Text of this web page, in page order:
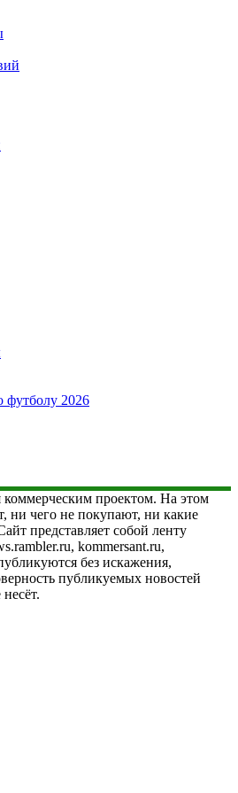
футболу 2026
коммерческим проектом. На этом
ни чего не покупают, ни какие
представляет собой ленту
kommersant.ru,
без искажения,
публикуемых новостей